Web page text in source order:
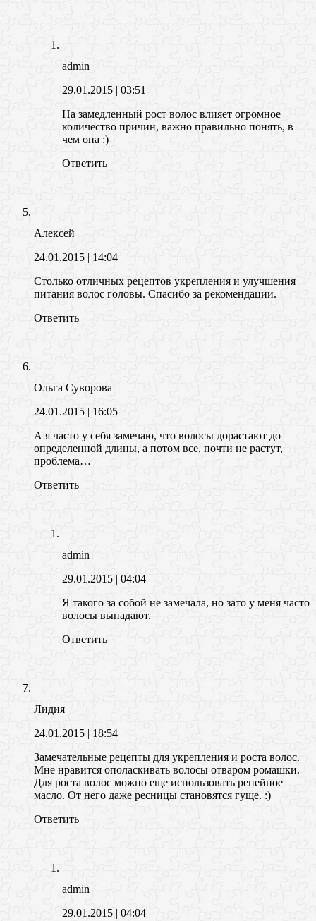
admin
29.01.2015 | 03:51
На замедленный рост волос влияет огромное
количество причин, важно правильно понять, в
чем она :)
Ответить
Алексей
24.01.2015 | 14:04
Столько отличных рецептов укрепления и улучшения
питания волос головы. Спасибо за рекомендации.
Ответить
Ольга Суворова
24.01.2015 | 16:05
А я часто у себя замечаю, что волосы дорастают до
определенной длины, а потом все, почти не растут,
проблема…
Ответить
admin
29.01.2015 | 04:04
Я такого за собой не замечала, но зато у меня часто
волосы выпадают.
Ответить
Лидия
24.01.2015 | 18:54
Замечательные рецепты для укрепления и роста волос.
Мне нравится ополаскивать волосы отваром ромашки.
Для роста волос можно еще использовать репейное
масло. От него даже ресницы становятся гуще. :)
Ответить
admin
29.01.2015 | 04:04